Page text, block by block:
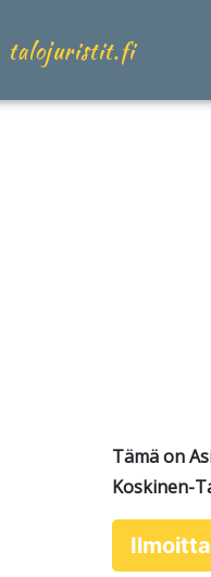
talojuristit.fi
Tämä on
Koskinen-